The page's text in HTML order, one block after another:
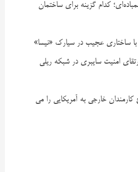
کدام گزینه برای ساختمان
ساختاری عجیب در سیارک «نیسا»
امنیت سایبری در شبکه ریلی
خارجی به آمریکایی را می